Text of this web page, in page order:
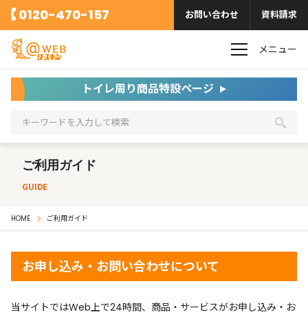
0120-470-157 お問い合わせ 資料請求
メニュー
トイレ周り商品特設ページ
ご利用ガイド
GUIDE
HOME ご利用ガイド
お申し込み・お問い合わせについて
当サイトではWeb上で24時間、商品・サービスがお申し込み・お